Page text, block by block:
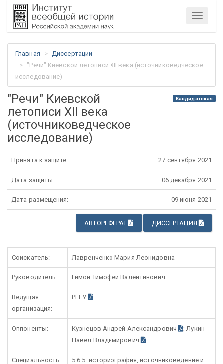
Меню
Главная
Диссертации
"Речи" Киевской летописи XII века (источниковедческое
исследование)
"Речи" Киевской
летописи XII века
(источниковедческое
исследование)
Кандидатская
Принята к защите: 27 сентября 2021
Дата защиты: 06 декабря 2021
Дата размещения: 09 июня 2021
АВТОРЕФЕРАТ ДИССЕРТАЦИЯ
Соискатель: Лавренченко Мария Леонидовна
Руководитель: Гимон Тимофей Валентинович
Ведущая
организация:
РГГУ
Оппоненты: Кузнецов Андрей Александрович
; Лукин
Павел Владимирович
Специальность:
5.6.5. историография, источниковедение и